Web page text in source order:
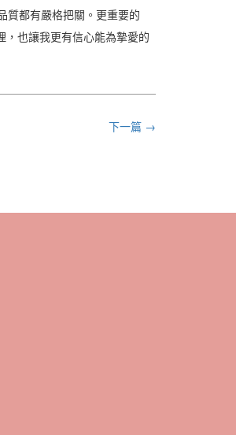
質都有嚴格把關。更重要的
，也讓我更有信心能為摯愛的
下一篇 →